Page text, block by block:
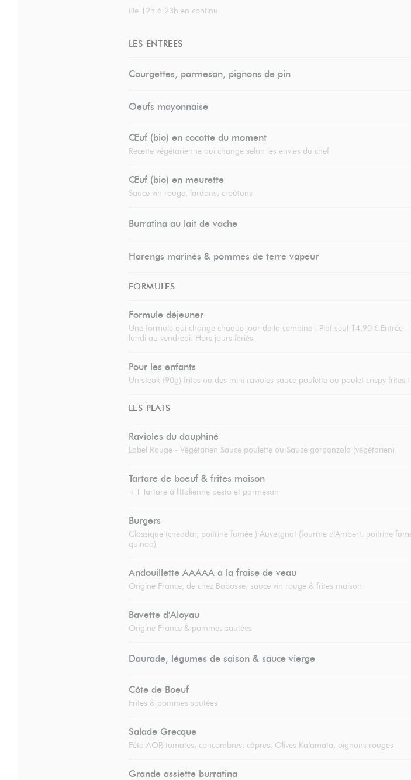
De 12h à 23h en continu
LES ENTREES
Courgettes, parmesan, pignons de pin
Oeufs mayonnaise
Œuf (bio) en cocotte du moment
Recette végétarienne qui change selon les envies du chef
Œuf (bio) en meurette
Sauce vin rouge, lardons, croûtons
Burratina au lait de vache
Harengs marinés & pommes de terre vapeur
FORMULES
Formule déjeuner
Une formule qui change chaque jour de la semaine ! Plat seul 14,90 € Entrée
lundi au vendredi. Hors jours fériés.
Pour les enfants
Un steak (90g) frites ou des mini ravioles sauce poulette ou poulet crispy
LES PLATS
Ravioles du dauphiné
Label Rouge - Végétarien Sauce poulette ou Sauce gorgonzola (végétarien)
Tartare de boeuf & frites maison
+1 Tartare à l'Italienne pesto et parmesan
Burgers
Classique (cheddar, poitrine fumée ) Auvergnat (fourme d'Ambert, poitrine
quinoa)
Andouillette AAAAA à la fraise de veau
Origine France, de chez Bobosse, sauce vin rouge & frites maison
Bavette d'Aloyau
Origine France & pommes sautées
Daurade, légumes de saison & sauce vierge
Côte de Boeuf
Frites & pommes sautées
Salade Grecque
Féta AOP, tomates, concombres, câpres, Olives Kalamata, oignons rouges
Grande assiette burratina